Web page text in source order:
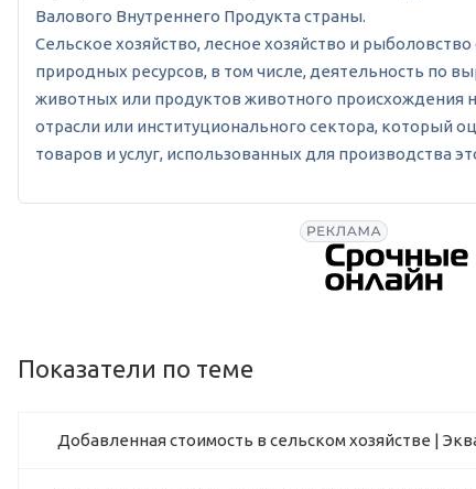
Валового Внутреннего Продукта страны.
Сельское хозяйство, лесное хозяйство и
природных ресурсов, в том числе, деятельность по
животных или продуктов животного происхождения
отрасли или институционального сектора, который
товаров и услуг, использованных для производства
Показатели по теме
Добавленная стоимость в сельском хозяйстве |